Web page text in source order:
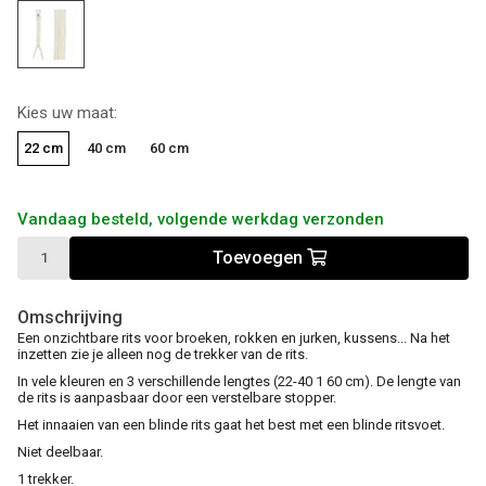
Kies uw maat:
22 cm 40 cm 60 cm
Vandaag besteld, volgende werkdag verzonden
Toevoegen
Omschrijving
Een onzichtbare rits voor broeken, rokken en jurken, kussens... Na het
inzetten zie je alleen nog de trekker van de rits.
In vele kleuren en 3 verschillende lengtes (22-40 1 60 cm). De lengte van
de rits is aanpasbaar door een verstelbare stopper.
Het innaaien van een blinde rits gaat het best met een blinde ritsvoet.
Niet deelbaar.
1 trekker.